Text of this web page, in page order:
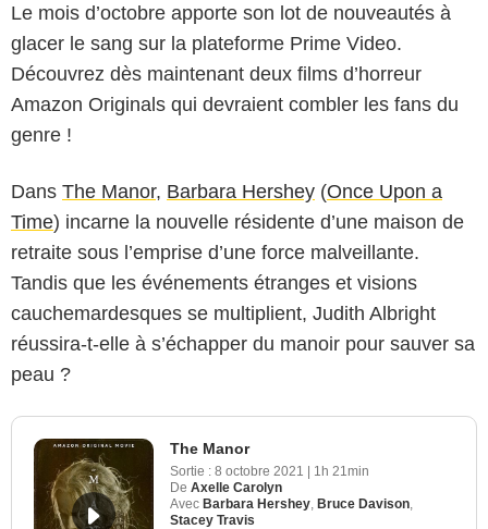
Le mois d’octobre apporte son lot de nouveautés à
glacer le sang sur la plateforme Prime Video.
Découvrez dès maintenant deux films d’horreur
Amazon Originals qui devraient combler les fans du
genre !
Dans The Manor, Barbara Hershey (Once Upon a
Time) incarne la nouvelle résidente d’une maison de
retraite sous l’emprise d’une force malveillante.
Tandis que les événements étranges et visions
cauchemardesques se multiplient, Judith Albright
réussira-t-elle à s’échapper du manoir pour sauver sa
peau ?
The Manor
Sortie : 8 octobre 2021 | 1h 21min
De Axelle Carolyn
Avec Barbara Hershey Bruce Davison
Stacey Travis